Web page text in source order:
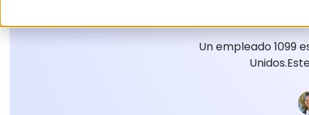
Un empleado 1099